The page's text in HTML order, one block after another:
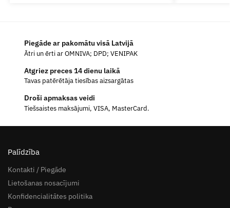
Piegāde ar pakomātu visā Latvijā
Ātri un ērti ar OMNIVA; DPD; VENIPAK
Atgriez preces 14 dienu laikā
Tavas patērētāja tiesības aizsargātas
Droši apmaksas veidi
Tiešsaistes maksājumi, VISA, MasterCard.
Palīdzība
Kontakti / Piegāde
Lietošanas nosacījumi
Konfidencialitātes politika